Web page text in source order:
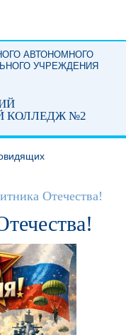
АВТОНОМНОГО
УЧРЕЖДЕНИЯ
КОЛЛЕДЖ №2
Отечества!